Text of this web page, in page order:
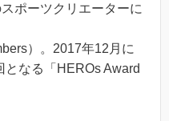
ポーツクリエーターに
）。2017年12月に
となる「HEROs Award